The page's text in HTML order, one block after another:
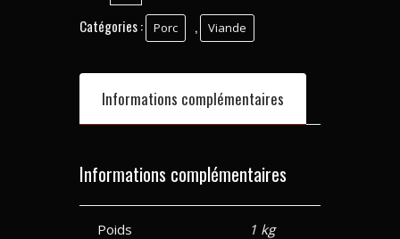
Catégories : Porc , Viande
Informations complémentaires
Informations complémentaires
Poids 1 kg